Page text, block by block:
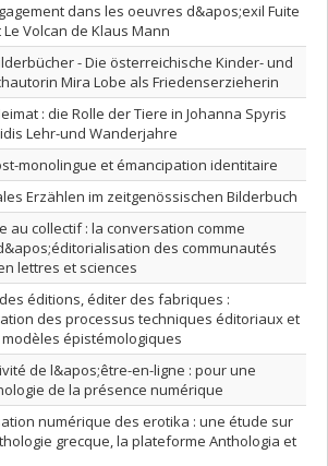
dans les oeuvres d&apos;exil Fuite
Volcan de Klaus Mann
- Die österreichische Kinder- und
Mira Lobe als Friedenserzieherin
: die Rolle der Tiere in Johanna Spyris
Lehr-und Wanderjahre
monolingue et émancipation identitaire
Erzählen im zeitgenössischen Bilderbuch
au collectif : la conversation comme
des communautés
lettres et sciences
éditions, éditer des fabriques :
des processus techniques éditoriaux et
épistémologiques
de l&apos;être-en-ligne : pour une
de la présence numérique
numérique des erotika : une étude sur
grecque, la plateforme Anthologia et